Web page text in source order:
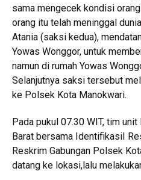
sama mengecek kondisi
orang itu telah meninggal
Atania (saksi kedua),
Yowas Wonggor, untuk
namun di rumah Yowas
Selanjutnya saksi tersebut
ke Polsek Kota Manokwari.
Pada pukul 07.30 WIT, tim
Barat bersama IdentifikasiI
Reskrim Gabungan Polsek
datang ke lokasi,lalu